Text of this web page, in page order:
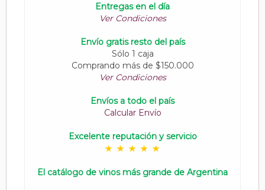
Entregas en el día
Ver Condiciones
Envío gratis resto del país
Sólo 1 caja
Comprando más de $150.000
Ver Condiciones
Envíos a todo el país
Calcular Envío
Excelente reputación y servicio
El catálogo de vinos más grande de Argentina